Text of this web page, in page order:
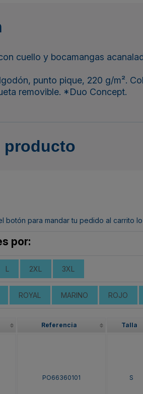
cuello y bocamangas
punto pique, 220 g/m².
removible. *Duo Concept.
producto
botón para mandar tu pedido al carrito
por:
L 2XL 3XL
ROYAL MARINO ROJO
Referencia Talla
PO66360101 S